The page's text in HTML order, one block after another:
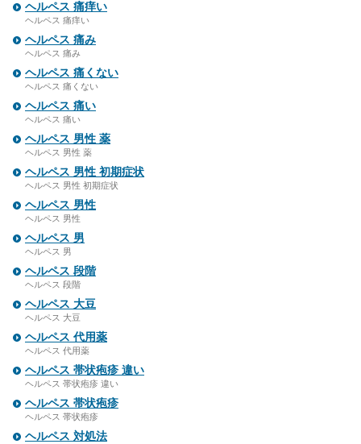
ヘルペス 痛痒い
ヘルペス 痛痒い
ヘルペス 痛み
ヘルペス 痛み
ヘルペス 痛くない
ヘルペス 痛くない
ヘルペス 痛い
ヘルペス 痛い
ヘルペス 男性 薬
ヘルペス 男性 薬
ヘルペス 男性 初期症状
ヘルペス 男性 初期症状
ヘルペス 男性
ヘルペス 男性
ヘルペス 男
ヘルペス 男
ヘルペス 段階
ヘルペス 段階
ヘルペス 大豆
ヘルペス 大豆
ヘルペス 代用薬
ヘルペス 代用薬
ヘルペス 帯状疱疹 違い
ヘルペス 帯状疱疹 違い
ヘルペス 帯状疱疹
ヘルペス 帯状疱疹
ヘルペス 対処法